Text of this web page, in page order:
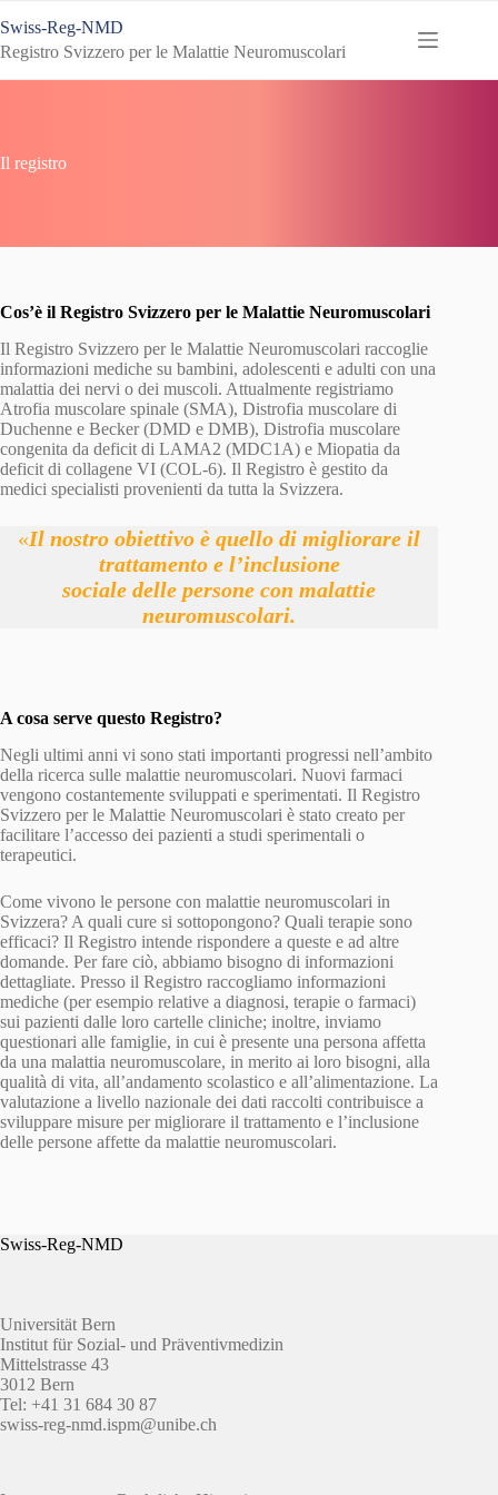
al
contenuto
Swiss-Reg-NMD
Registro Svizzero per le Malattie Neuromuscolari
Il registro
Cos’è il Registro Svizzero per le Malattie Neuromuscolari
Il Registro Svizzero per le Malattie Neuromuscolari raccoglie
informazioni mediche su bambini, adolescenti e adulti con una
malattia dei nervi o dei muscoli. Attualmente registriamo
Atrofia muscolare spinale (SMA), Distrofia muscolare di
Duchenne e Becker (DMD e DMB), Distrofia muscolare
congenita da deficit di LAMA2 (MDC1A) e Miopatia da
deficit di collagene VI (COL-6). Il Registro è gestito da
medici specialisti provenienti da tutta la Svizzera.
«Il nostro obiettivo è quello di migliorare il
trattamento e l’inclusione
sociale delle persone con malattie
neuromuscolari.
A cosa serve questo Registro?
Negli ultimi anni vi sono stati importanti progressi nell’ambito
della ricerca sulle malattie neuromuscolari. Nuovi farmaci
vengono costantemente sviluppati e sperimentati. Il Registro
Svizzero per le Malattie Neuromuscolari è stato creato per
facilitare l’accesso dei pazienti a studi sperimentali o
terapeutici.
Come vivono le persone con malattie neuromuscolari in
Svizzera? A quali cure si sottopongono? Quali terapie sono
efficaci? Il Registro intende rispondere a queste e ad altre
domande. Per fare ciò, abbiamo bisogno di informazioni
dettagliate. Presso il Registro raccogliamo informazioni
mediche (per esempio relative a diagnosi, terapie o farmaci)
sui pazienti dalle loro cartelle cliniche; inoltre, inviamo
questionari alle famiglie, in cui è presente una persona affetta
da una malattia neuromuscolare, in merito ai loro bisogni, alla
qualità di vita, all’andamento scolastico e all’alimentazione. La
valutazione a livello nazionale dei dati raccolti contribuisce a
sviluppare misure per migliorare il trattamento e l’inclusione
delle persone affette da malattie neuromuscolari.
Swiss-Reg-NMD
Universität Bern
Institut für Sozial- und Präventivmedizin
Mittelstrasse 43
3012 Bern
Tel: +41 31 684 30 87
swiss-reg-nmd.ispm@unibe.ch